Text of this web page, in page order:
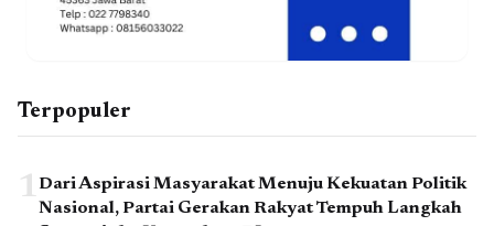
Terpopuler
1 Dari Aspirasi Masyarakat Menuju Kekuatan Politik
Nasional, Partai Gerakan Rakyat Tempuh Langkah